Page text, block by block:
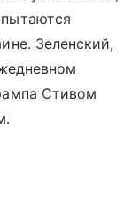
Зеленский,
Стивом